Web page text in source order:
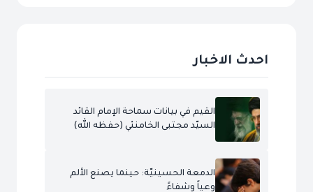
احدث الاخبار
القيم في بيانات سماحة الإمام القائد
السيّد مجتبى الخامنئي (حفظه الله)
الدمعة الحسينيّة: حينما يصنع الألم
وعياً وشفاءً